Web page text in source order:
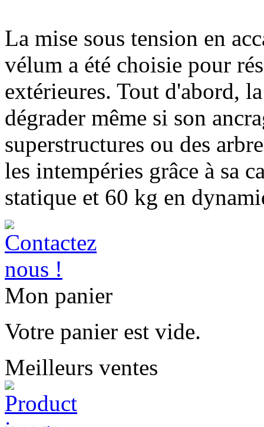
La mise sous tension en
vélum a été choisie pour
extérieures. Tout d'abord,
dégrader même si son
superstructures ou des
les intempéries grâce à sa
statique et 60 kg en
Mon panier
Votre panier est vide.
Meilleurs ventes